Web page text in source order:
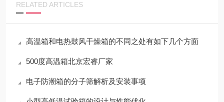
RELATED ARTICLES
高温箱和电热鼓风干燥箱的不同之处有如下几个方面
500度高温箱北京宏睿厂家
电子防潮箱的分子筛解析及安装事项